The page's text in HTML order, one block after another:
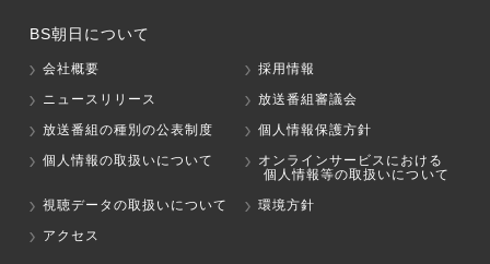
BS朝日について
会社概要
採用情報
ニュースリリース
放送番組審議会
放送番組の種別の公表制度
個人情報保護方針
個人情報の取扱いについて
オンラインサービスにおける
個人情報等の取扱いについて
視聴データの取扱いについて
環境方針
アクセス